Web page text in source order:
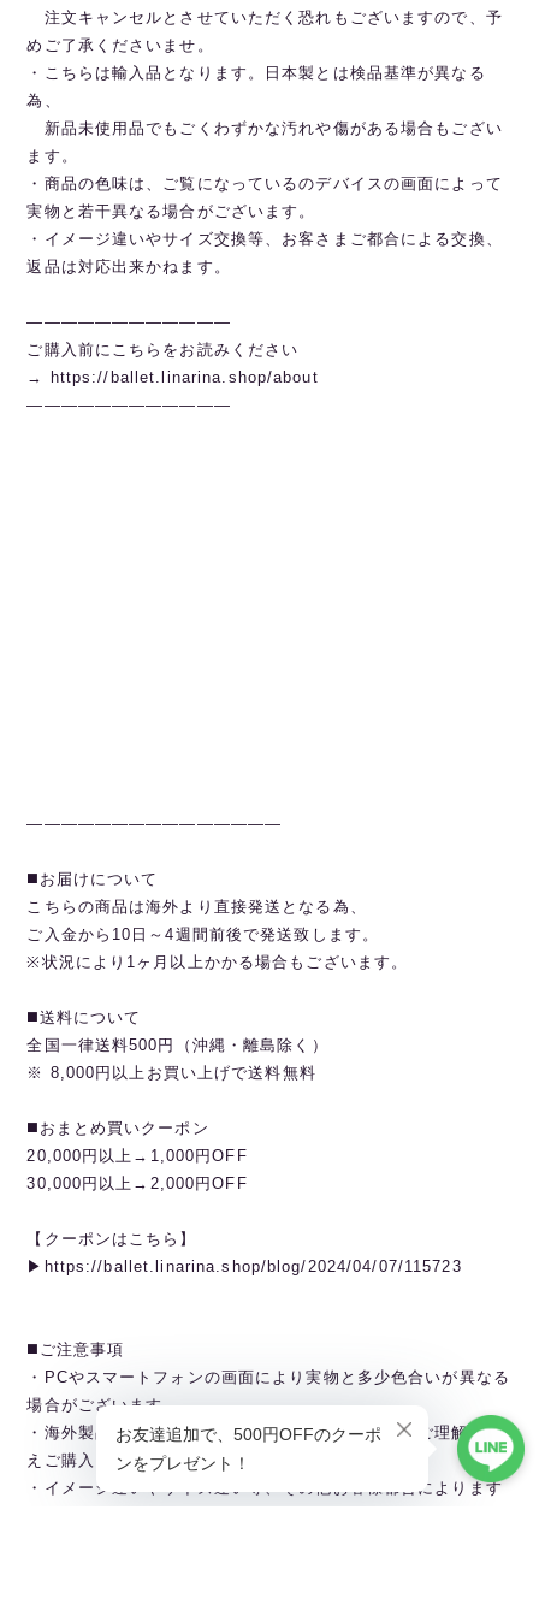
注文キャンセルとさせていただく恐れもございますので、予
めご了承くださいませ。
・こちらは輸入品となります。日本製とは検品基準が異なる
為、
新品未使用品でもごくわずかな汚れや傷がある場合もござい
ます。
・商品の色味は、ご覧になっているのデバイスの画面によって
実物と若干異なる場合がございます。
・イメージ違いやサイズ交換等、お客さまご都合による交換、
返品は対応出来かねます。
————————————
ご購入前にこちらをお読みください
→
https://ballet.linarina.shop/about
————————————
———————————————
◼️お届けについて
こちらの商品は海外より直接発送となる為、
ご入金から10日～4週間前後で発送致します。
※状況により1ヶ月以上かかる場合もございます。
◼️送料について
全国一律送料500円（沖縄・離島除く）
※ 8,000円以上お買い上げで送料無料
◼️おまとめ買いクーポン
20,000円以上→1,000円OFF
30,000円以上→2,000円OFF
【クーポンはこちら】
▶︎https://ballet.linarina.shop/blog/2024/04/07/115723
◼️ご注意事項
・PCやスマートフォンの画面により実物と多少色合いが異なる
場合がございます。
・海外製品のため日本とは製造基準が異なります。ご理解のう
えご購入ください。
・イメージ違いやサイズ違い等、その他お客様都合によります